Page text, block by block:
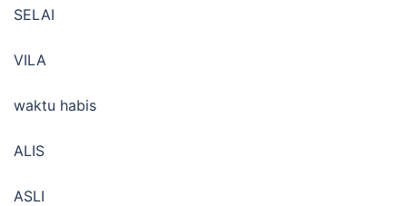
SELAI
VILA
waktu habis
ALIS
ASLI